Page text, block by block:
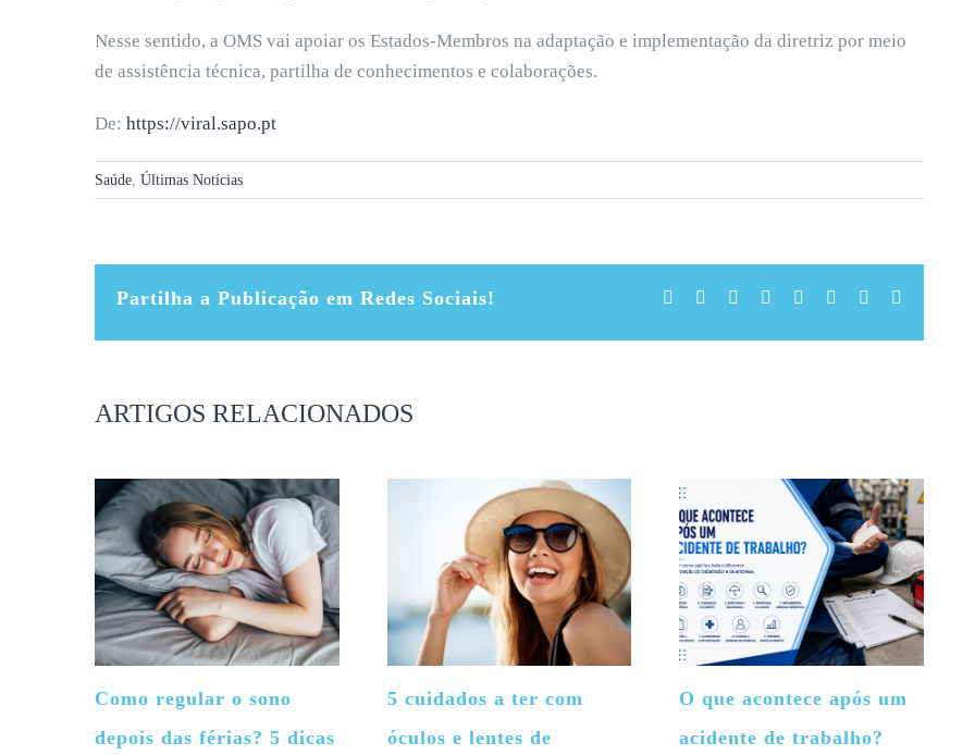
Nesse sentido, a OMS vai apoiar os Estados-Membros na adaptação e implementação da diretriz por meio
de assistência técnica, partilha de conhecimentos e colaborações.
De: https://viral.sapo.pt
Saúde, Últimas Notícias
Partilha a Publicação em Redes Sociais! Facebook Reddit LinkedIn
TumblrPinterest
ARTIGOS RELACIONADOS
Como regular o sono
depois das férias? 5 dicas
5 cuidados a ter com
óculos e lentes de
O que acontece após um
acidente de trabalho?